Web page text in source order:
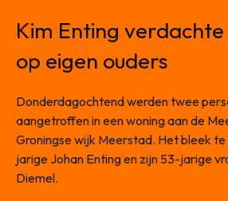
Kim Enting
op eigen ouders
Donderdagochtend werden twee
aangetroffen in een woning aan de
Groningse wijk Meerstad. Het bleek
jarige Johan Enting en zijn 53-jarige
Diemel.